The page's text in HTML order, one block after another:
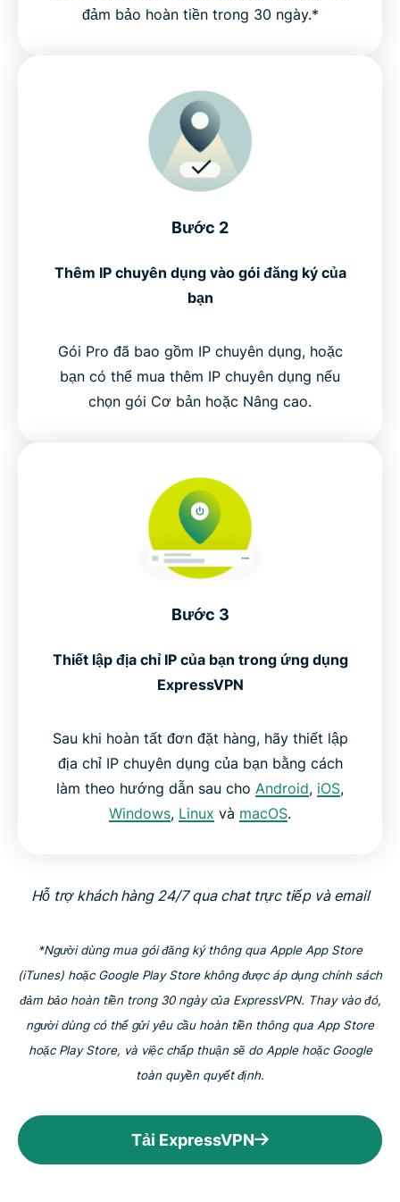
đảm bảo hoàn tiền trong 30 ngày.*
Bước 2
Thêm IP chuyên dụng vào gói đăng ký của
bạn
Gói Pro đã bao gồm IP chuyên dụng, hoặc
bạn có thể mua thêm IP chuyên dụng nếu
chọn gói Cơ bản hoặc Nâng cao.
Bước 3
Thiết lập địa chỉ IP của bạn trong ứng dụng
ExpressVPN
Sau khi hoàn tất đơn đặt hàng, hãy thiết lập
địa chỉ IP chuyên dụng của bạn bằng cách
làm theo hướng dẫn sau cho Android, iOS,
Windows, Linux và macOS.
Hỗ trợ khách hàng 24/7 qua chat trực tiếp và email
*Người dùng mua gói đăng ký thông qua Apple App Store
(iTunes) hoặc Google Play Store không được áp dụng chính sách
đảm bảo hoàn tiền trong 30 ngày của ExpressVPN. Thay vào đó,
người dùng có thể gửi yêu cầu hoàn tiền thông qua App Store
hoặc Play Store, và việc chấp thuận sẽ do Apple hoặc Google
toàn quyền quyết định.
Tải ExpressVPN